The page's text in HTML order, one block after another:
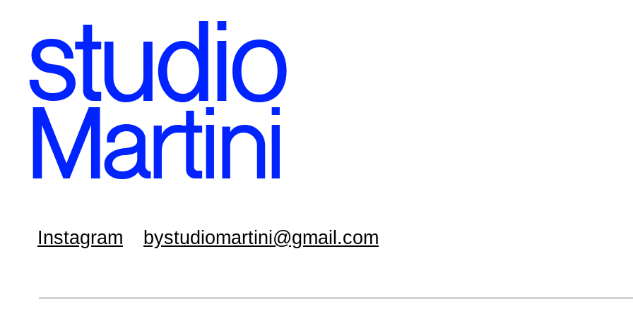
Martini
studio
Instagram bystudiomartini@gmail.com